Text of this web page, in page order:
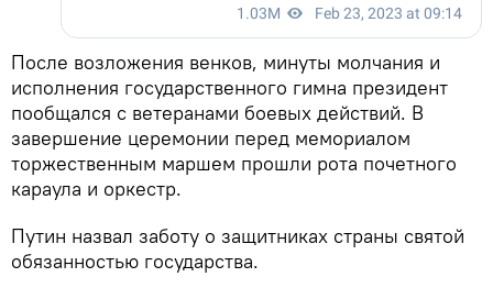
После возложения венков, минуты молчания и
исполнения государственного гимна президент
пообщался с ветеранами боевых действий. В
завершение церемонии перед мемориалом
торжественным маршем прошли рота почетного
караула и оркестр.
Путин назвал заботу о защитниках страны святой
обязанностью государства.